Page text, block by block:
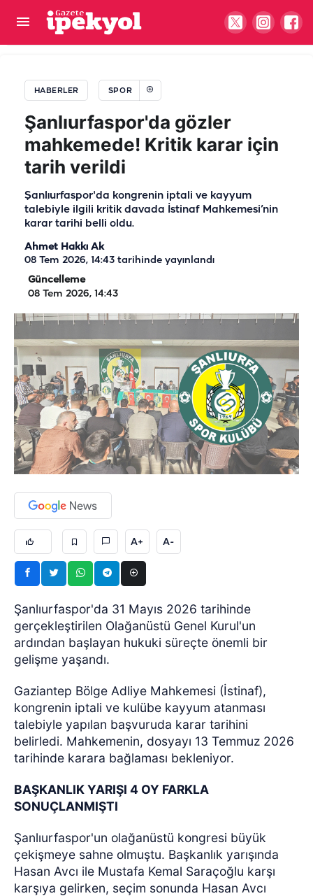
HABERLER SPOR
Şanlıurfaspor'da gözler
mahkemede! Kritik karar için
tarih verildi
Şanlıurfaspor'da kongrenin iptali ve kayyum
talebiyle ilgili kritik davada İstinaf Mahkemesi’nin
karar tarihi belli oldu.
Ahmet Hakkı Ak
08 Tem 2026, 14:43 tarihinde yayınlandı
Güncelleme
08 Tem 2026, 14:43
A+ A-
Şanlıurfaspor'da 31 Mayıs 2026 tarihinde
gerçekleştirilen Olağanüstü Genel Kurul'un
ardından başlayan hukuki süreçte önemli bir
gelişme yaşandı.
Gaziantep Bölge Adliye Mahkemesi (İstinaf),
kongrenin iptali ve kulübe kayyum atanması
talebiyle yapılan başvuruda karar tarihini
belirledi. Mahkemenin, dosyayı 13 Temmuz 2026
tarihinde karara bağlaması bekleniyor.
BAŞKANLIK YARIŞI 4 OY FARKLA
SONUÇLANMIŞTI
Şanlıurfaspor'un olağanüstü kongresi büyük
çekişmeye sahne olmuştu. Başkanlık yarışında
Hasan Avcı ile Mustafa Kemal Saraçoğlu karşı
karşıya gelirken, seçim sonunda Hasan Avcı
Amedspor’un forma tanıtımında dikkat çeken